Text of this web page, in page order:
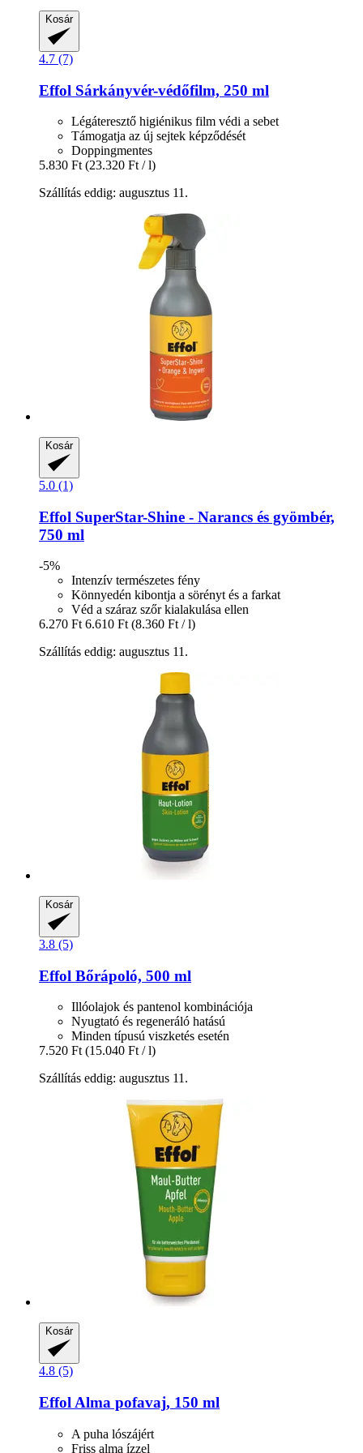
Kosár
4.7 (7)
Effol Sárkányvér-​védőfilm, 250 ml
Légáteresztő higiénikus film védi a sebet
Támogatja az új sejtek képződését
Doppingmentes
5.830 Ft (23.320 Ft / l)
Szállítás eddig: augusztus 11.
Kosár
5.0 (1)
Effol SuperStar-​Shine -​ Narancs és gyömbér,
750 ml
-5%
Intenzív természetes fény
Könnyedén kibontja a sörényt és a farkat
Véd a száraz szőr kialakulása ellen
6.270 Ft 6.610 Ft (8.360 Ft / l)
Szállítás eddig: augusztus 11.
Kosár
3.8 (5)
Effol Bőrápoló, 500 ml
Illóolajok és pantenol kombinációja
Nyugtató és regeneráló hatású
Minden típusú viszketés esetén
7.520 Ft (15.040 Ft / l)
Szállítás eddig: augusztus 11.
Kosár
4.8 (5)
Effol Alma pofavaj, 150 ml
A puha lószájért
Friss alma ízzel